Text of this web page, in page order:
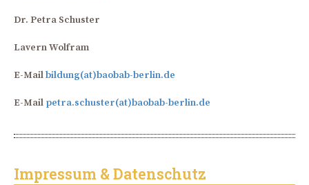
Dr. Petra Schuster
Lavern Wolfram
E-Mailbildung(at)baobab-berlin.de
E-Mail petra.schuster(at)baobab-berlin.de
Impressum & Datenschutz